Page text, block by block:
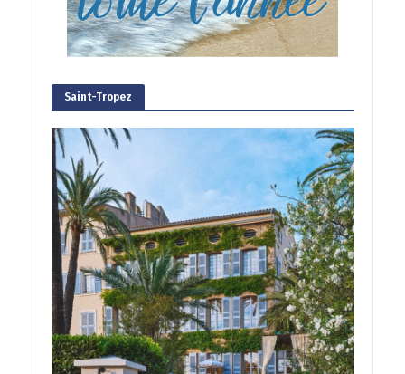
Saint-Tropez